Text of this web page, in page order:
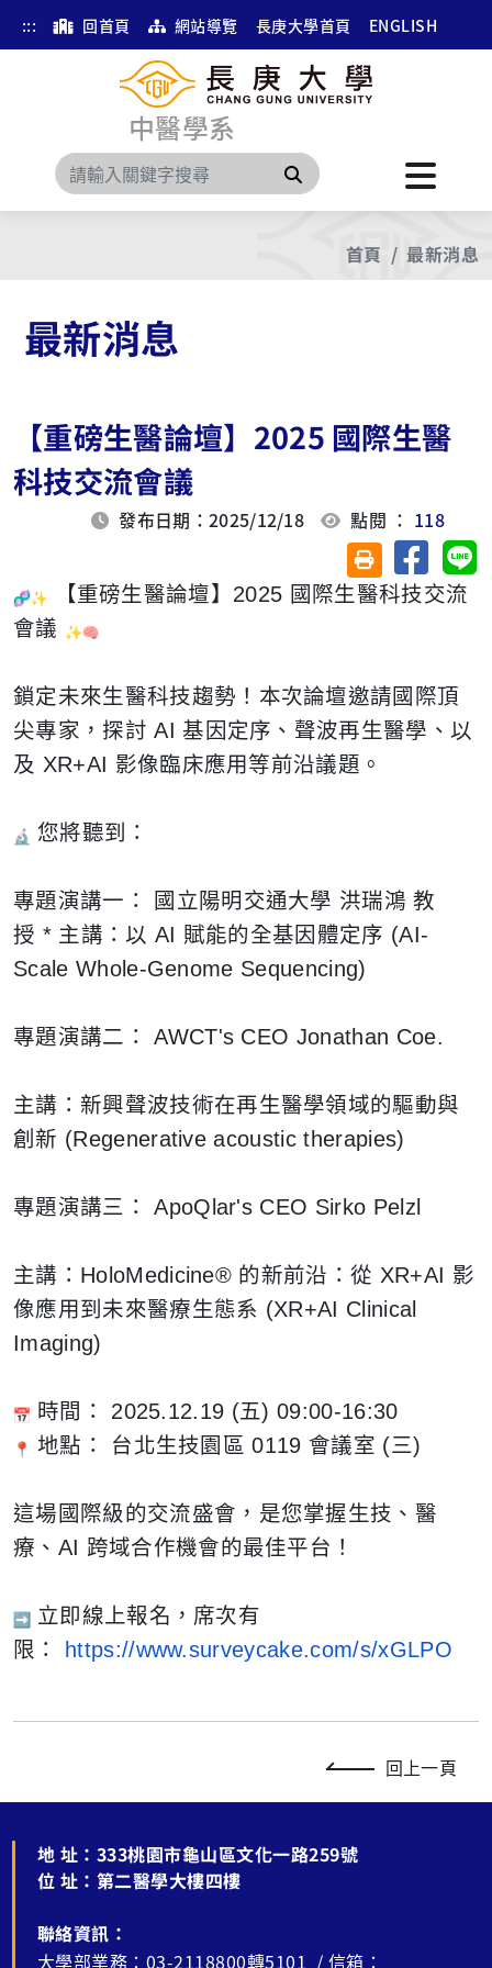
::: 回首頁 網站導覽 長庚大學首頁 ENGLISH
中醫學系
搜尋
首頁 最新消息
最新消息
【重磅生醫論壇】2025 國際生醫
科技交流會議
發布日期：2025/12/18 點閱 ： 118
友善列印(另開視
分享至
【重磅生醫論壇】 2025 國際生醫科技交流
會議
鎖定未來生醫科技趨勢！本次論壇邀請國際頂
尖專家，探討 AI基因定序、聲波再生醫學、以
及 XR+AI 影像臨床應用等前沿議題。
您將聽到：
專題演講一： 國立陽明交通大學 洪瑞鴻 教
授 * 主講：以 AI 賦能的全基因體定序 (AI-
Scale Whole-Genome Sequencing)
專題演講二： AWCT's CEO Jonathan Coe.
主講：新興聲波技術在再生醫學領域的驅動與
創新 (Regenerative acoustic therapies)
專題演講三： ApoQlar's CEO Sirko Pelzl
主講： HoloMedicine® 的新前沿：從 XR+AI 影
像應用到未來醫療生態系 (XR+AI Clinical
Imaging)
時間： 2025.12.19 (五) 09:00-16:30
地點： 台北生技園區 0119 會議室 (三)
這場國際級的交流盛會，是您掌握生技、醫
療、 AI 跨域合作機會的最佳平台！
立即線上報名，席次有
限：
https://www.surveycake.com/s/xGLPO
回上一頁
地 址： 333桃園市龜山區文化一路259號
位 址： 第二醫學大樓四樓
聯絡資訊：
大學部業務：03-2118800轉5101 / 信箱：